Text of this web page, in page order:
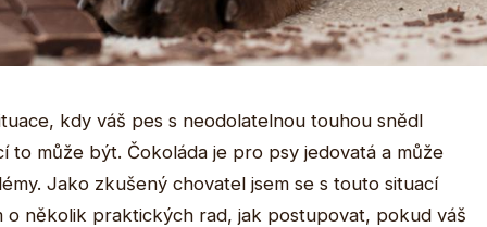
kdy váš pes s neodolatelnou touhou snědl
to může být. Čokoláda je pro psy jedovatá a může
Jako zkušený chovatel jsem se s touto situací
o několik praktických rad, jak postupovat, pokud váš